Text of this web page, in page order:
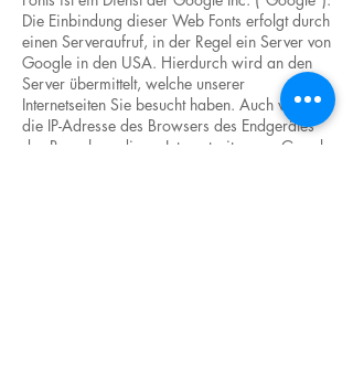
Die Einbindung dieser Web Fonts erfolgt durch
einen Serveraufruf, in der Regel ein Server von
Google in den USA. Hierdurch wird an den
Server übermittelt, welche unserer
Internetseiten Sie besucht haben. Auch wird
die IP-Adresse des Browsers des Endgerätes
des Besuchers dieser Internetseiten von Google